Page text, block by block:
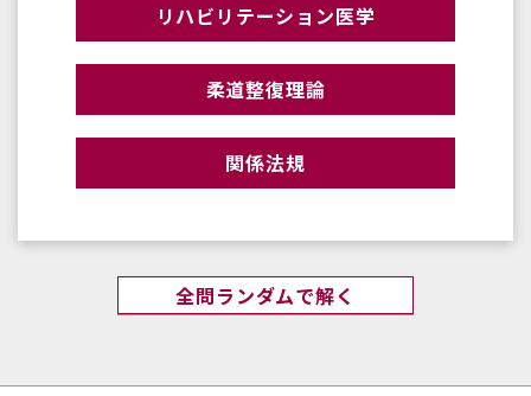
リハビリテーション医学
柔道整復理論
関係法規
全問ランダムで解く